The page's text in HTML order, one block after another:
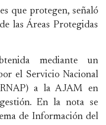
que protegen, señaló
las Áreas Protegidas
mediante un
el Servicio Nacional
a la AJAM en
En la nota se
de Información del